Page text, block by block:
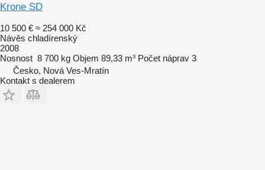
Krone SD
10 500 € ≈ 254 000 Kč
Návěs chladírenský
2008
Nosnost 8 700 kg Objem 89,33 m³ Počet náprav 3
Česko, Nová Ves-Mratín
Kontakt s dealerem